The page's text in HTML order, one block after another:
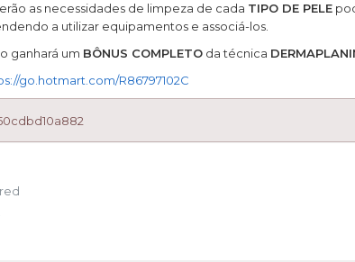
as necessidades de limpeza de cada TIPO DE PELE
a utilizar equipamentos e associá-los.
ganhará um BÔNUS COMPLETOda técnica
go.hotmart.com/R86797102C